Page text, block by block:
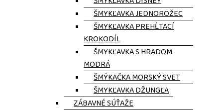
ŠMYKĽAVKA JEDNOROŽEC
ŠMYKĽAVKA PREHĹTACÍ
KROKODÍL
ŠMYKĽAVKA S HRADOM
MODRÁ
ŠMÝKAČKA MORSKÝ SVET
ŠMYKĽAVKA DŽUNGĽA
ZÁBAVNÉ SÚŤAŽE